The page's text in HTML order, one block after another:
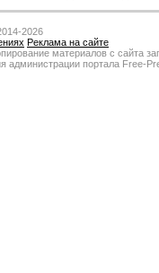
2026
Реклама на сайте
материалов с сайта
администрации портала Free-